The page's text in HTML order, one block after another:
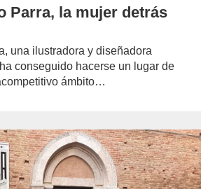
Parra, la mujer detrás
una ilustradora y diseñadora
conseguido hacerse un lugar de
ámbito…